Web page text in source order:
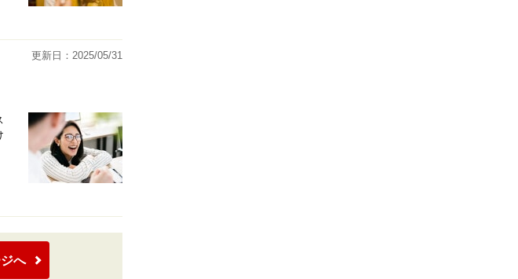
更新日：2025/05/31
へ